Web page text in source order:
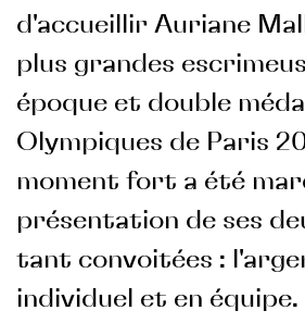
d'accueillir Auriane
plus grandes
époque et double
Olympiques de Paris
moment fort a été
présentation de ses
tant convoitées :
individuel et en